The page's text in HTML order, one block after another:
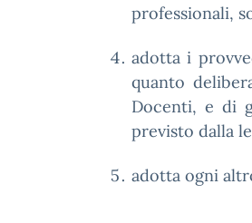
professionali,
adotta i
quanto
Docenti, e di
previsto dalla
adotta ogni